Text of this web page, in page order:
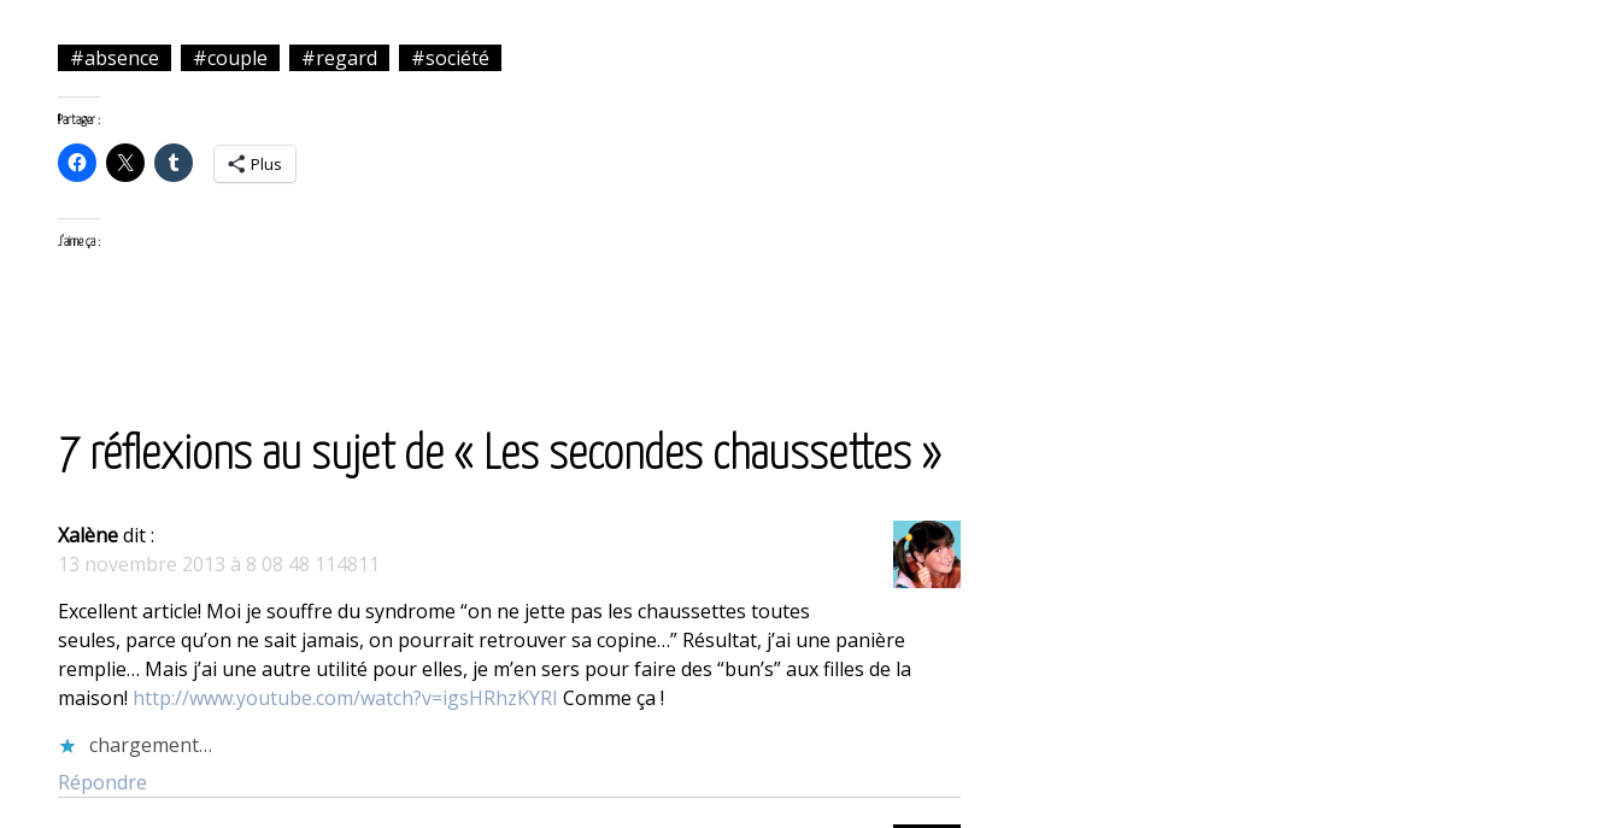
#absence #couple #regard #société
Partager :
Plus
J’aime ça :
précédent
7 réflexions au sujet de « Les secondes chaussettes »
Xalènedit :
13 novembre 2013 à 8 08 48 114811
Excellent article! Moi je souffre du syndrome “on ne jette pas les chaussettes toutes
seules, parce qu’on ne sait jamais, on pourrait retrouver sa copine…” Résultat, j’ai une panière
remplie… Mais j’ai une autre utilité pour elles, je m’en sers pour faire des “bun’s” aux filles de la
maison! http://www.youtube.com/watch?v=igsHRhzKYRI Comme ça !
chargement…
Répondre